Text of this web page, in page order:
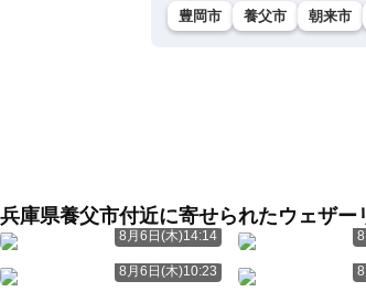
豊岡市 養父市 朝来市
兵庫県養父市付近に寄せられたウェザー
8月6日(木)14:14
8月6日(木)10:23